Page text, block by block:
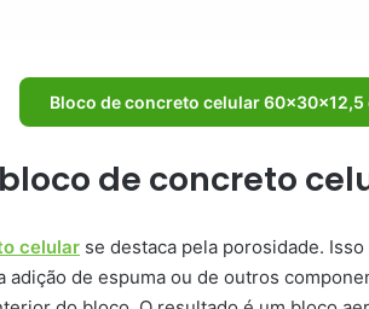
Bloco de concreto celular 60x30x12,5
de concreto
celular se destaca pela porosidade.
adição de espuma ou de outros